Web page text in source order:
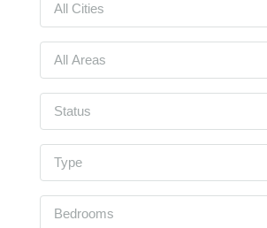
All Cities
All Areas
Status
Type
Bedrooms